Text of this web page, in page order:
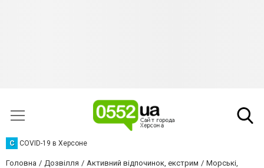
C COVID-19 в Херсоне
Головна Дозвілля Активний відпочинок, екстрим
Морські,